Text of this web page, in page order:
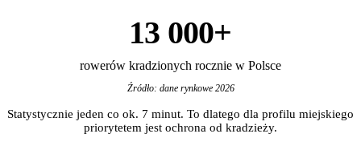
13 000+
rowerów kradzionych rocznie w Polsce
Źródło: dane rynkowe 2026
Statystycznie jeden co ok. 7 minut. To dlatego dla profilu miejskiego
priorytetem jest ochrona od kradzieży.